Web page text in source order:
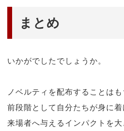
まとめ
いかがでしたでしょうか。
ノベルティを配布することはも
前段階として自分たちが身に
来場者へ与えるインパクトを